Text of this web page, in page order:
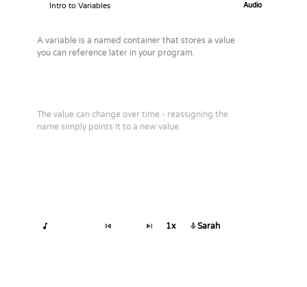
Intro to Variables Audio
A variable is a named container that stores a value
you can reference later in your program.
The value can change over time - reassigning the
name simply points it to a new value.
1x Sarah